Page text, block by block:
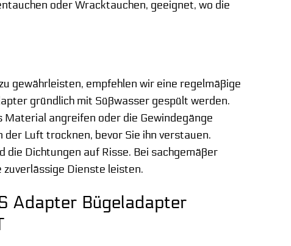
oder Wracktauchen, geeignet, wo die
gewährleisten, empfehlen wir eine regelmäßige
gründlich mit Süßwasser gespült werden.
angreifen oder die Gewindegänge
Luft trocknen, bevor Sie ihn verstauen.
die Dichtungen auf Risse. Bei sachgemäßer
Dienste leisten.
Adapter Bügeladapter